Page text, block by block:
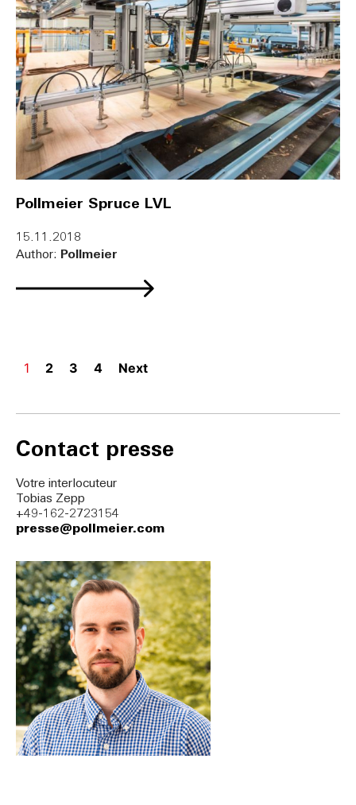
Pollmeier Spruce LVL
15.11.2018
Author: Pollmeier
1 2 3 4 Next
Contact presse
Votre interlocuteur
Tobias Zepp
+49-162-2723154
presse@pollmeier.com